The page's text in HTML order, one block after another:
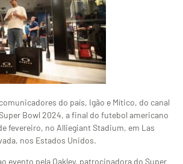
do país, Igão e Mítico, do canal
Bowl 2024, a final do futebol americano
fevereiro, no Alliegiant Stadium, em Las
nos Estados Unidos.
evento pela Oakley, patrocinadora do Super